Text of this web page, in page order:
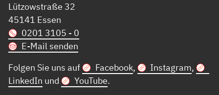
Lützowstraße 32
45141 Essen
0201 3105 - 0
E-Mail senden
Folgen Sie uns auf
Facebook, Instagram,
LinkedIn und YouTube.